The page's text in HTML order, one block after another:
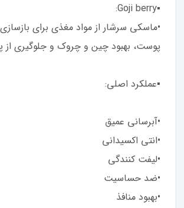
▪︎Goji berry:
•ماسکی سرشار از مواد مغذی برای
پوست، بهبود چین و چروک و جلوگیری
▪︎عملکرد اصلی:
•آبرسانی عمیق
•انتی اکسیدانی
•لیفت کنندگی
•ضد حساسیت
•بهبود منافذ